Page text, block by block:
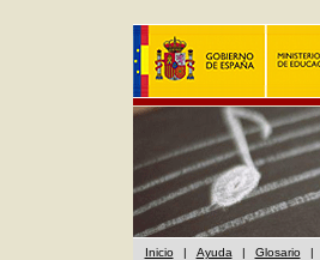
Inicio | Ayuda | Glosario |